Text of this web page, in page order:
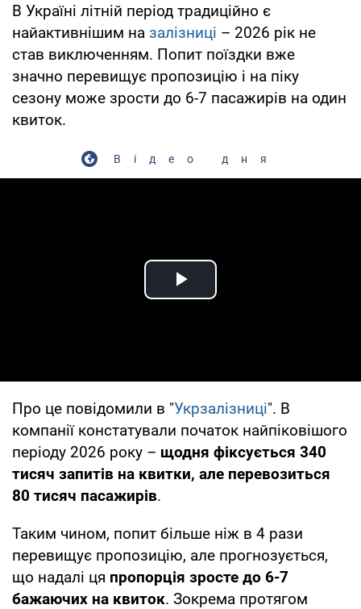
В Україні літній період традиційно є
найактивнішим на залізниці – 2026 рік не
став виключенням. Попит поїздки вже
значно перевищує пропозицію і на піку
сезону може зрости до 6-7 пасажирів на один
квиток.
Відео дня
Play Video
Про це повідомили в "Укрзалізниці". В
компанії констатували початок найпіковішого
періоду 2026 року – щодня фіксується 340
тисяч запитів на квитки, але перевозиться
80 тисяч пасажирів.
Таким чином, попит більше ніж в 4 рази
перевищує пропозицію, але прогнозується,
що надалі ця пропорція зросте до 6-7
бажаючих на квиток. Зокрема протягом